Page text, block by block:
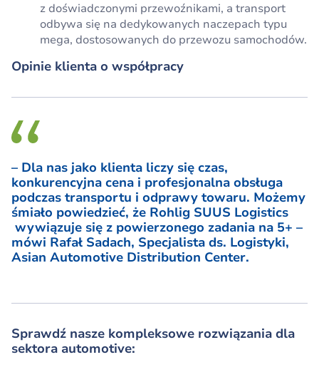
z doświadczonymi przewoźnikami, a transport
odbywa się na dedykowanych naczepach typu
mega, dostosowanych do przewozu samochodów.
Opinie klienta o współpracy
– Dla nas jako klienta liczy się czas,
konkurencyjna cena i profesjonalna obsługa
podczas transportu i odprawy towaru. Możemy
śmiało powiedzieć, że Rohlig SUUS Logistics
wywiązuje się z powierzonego zadania na 5+ –
mówi Rafał Sadach, Specjalista ds. Logistyki,
Asian Automotive Distribution Center.
Sprawdź nasze kompleksowe rozwiązania dla
sektora automotive: